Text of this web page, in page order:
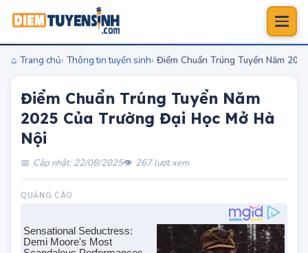
Trang chủ Thông tin tuyển sinh Điểm Chuẩn Trúng Tuyển Năm
Điểm Chuẩn Trúng Tuyển Năm
2025 Của Trường Đại Học Mở Hà
Nội
Cập nhật: 22/08/2025 267 lượt xem